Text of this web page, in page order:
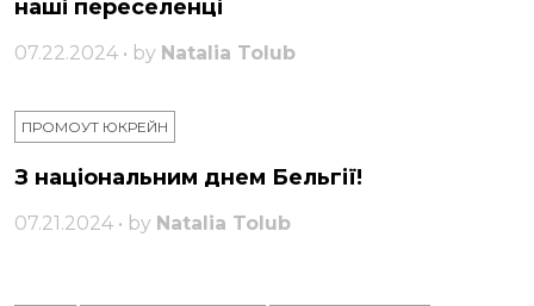
наші переселенці
07.22.2024 • by Natalia Tolub
ПРОМОУТ ЮКРЕЙН
З національним днем ​​Бельгії!
07.21.2024 • by Natalia Tolub